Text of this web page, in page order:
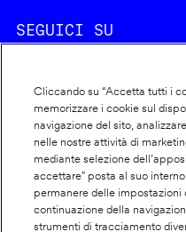
SEGUICI SU
Footer
info
Cookie policy
Dichiarazione di
Privacy
Cliccando su “Accetta tutti i
memorizzare i cookie sul
navigazione del sito,
nelle nostre attività di
mediante selezione
accettare" posta al suo
permanere delle impostazioni
continuazione della
strumenti di tracciamento